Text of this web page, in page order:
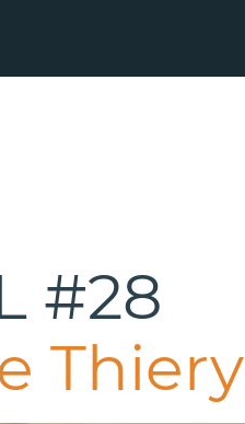
#28
Thiery